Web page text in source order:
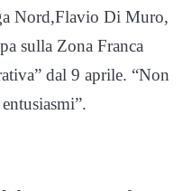
Nord,Flavio Di Muro,
sulla Zona Franca
dal 9 aprile. “Non